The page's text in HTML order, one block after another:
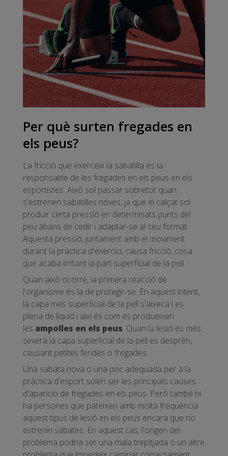
Per què surten fregades en
els peus?
La fricció que exerceix la sabatilla és la
responsable de les fregades en els peus en els
esportistes. Això sol passar sobretot quan
s'estrenen sabatilles noves, ja que el calçat sol
produir certa pressió en determinats punts del
peu abans de cedir i adaptar-se al seu format.
Aquesta pressió, juntament amb el moviment
durant la pràctica d'exercici, causa fricció, cosa
que acaba irritant la part superficial de la pell.
Quan això ocorre, la primera reacció de
l'organisme és la de protegir-se. En aquest intent,
la capa més superficial de la pell s'aixeca i es
plena de líquid i així és com es produeixen
les ampolles en els peus. Quan la lesió és més
severa la capa superficial de la pell es desprèn,
causant petites ferides o fregades.
Una sabata nova o una poc adequada per a la
pràctica d'esport solen ser les principals causes
d'aparició de fregades en els peus. Però també hi
ha persones que pateixen amb molta freqüència
aquest tipus de lesió en els peus encara que no
estrenin sabates. En aquest cas, l'origen del
problema podria ser una mala trepitjada o un altre